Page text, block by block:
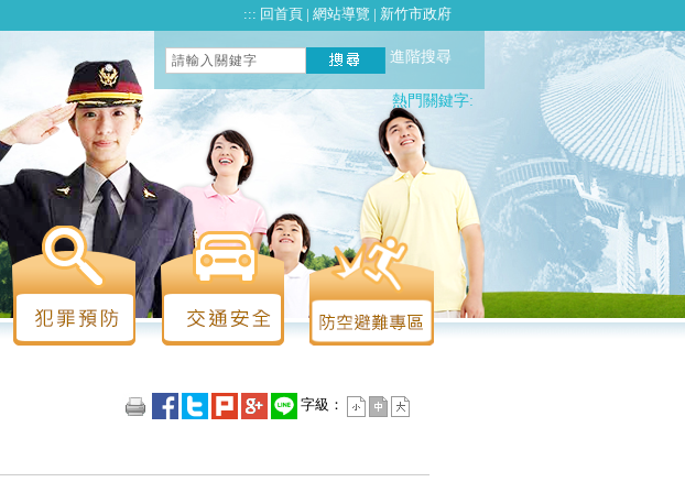
::: 回首頁 網站導覽 新竹市政府
進階搜尋
熱門關鍵字:
字級：